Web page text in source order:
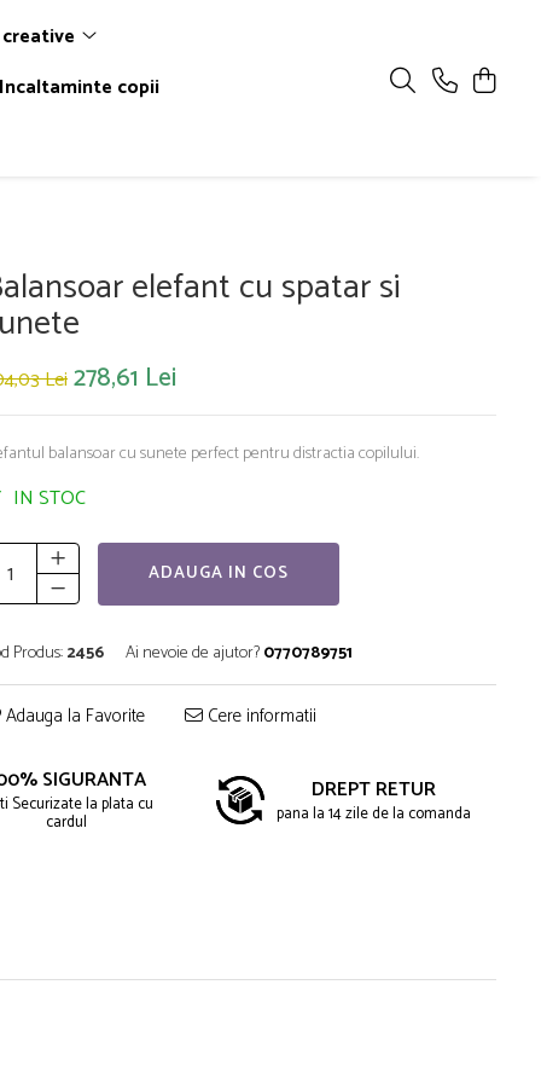
copii
elefant cu spatar si
Lei278,61 Lei
balansoar cu sunete perfect pentru distractia copilului.
IN STOC
ADAUGA IN COS
Produs:2456 Ai nevoie de ajutor?0770789751
Adauga la Favorite Cere informatii
SIGURANTA
Securizate la plata cu
cardul
DREPT RETUR
pana la 14 zile de la comanda